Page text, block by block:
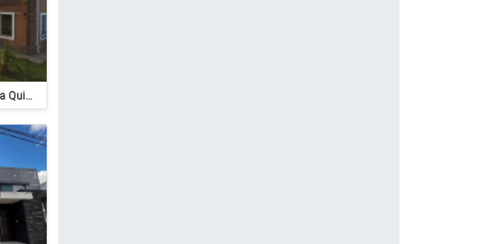
Vendo Magnifica Quinta De Grandes Dimensiones. - Zona Estación Saguier